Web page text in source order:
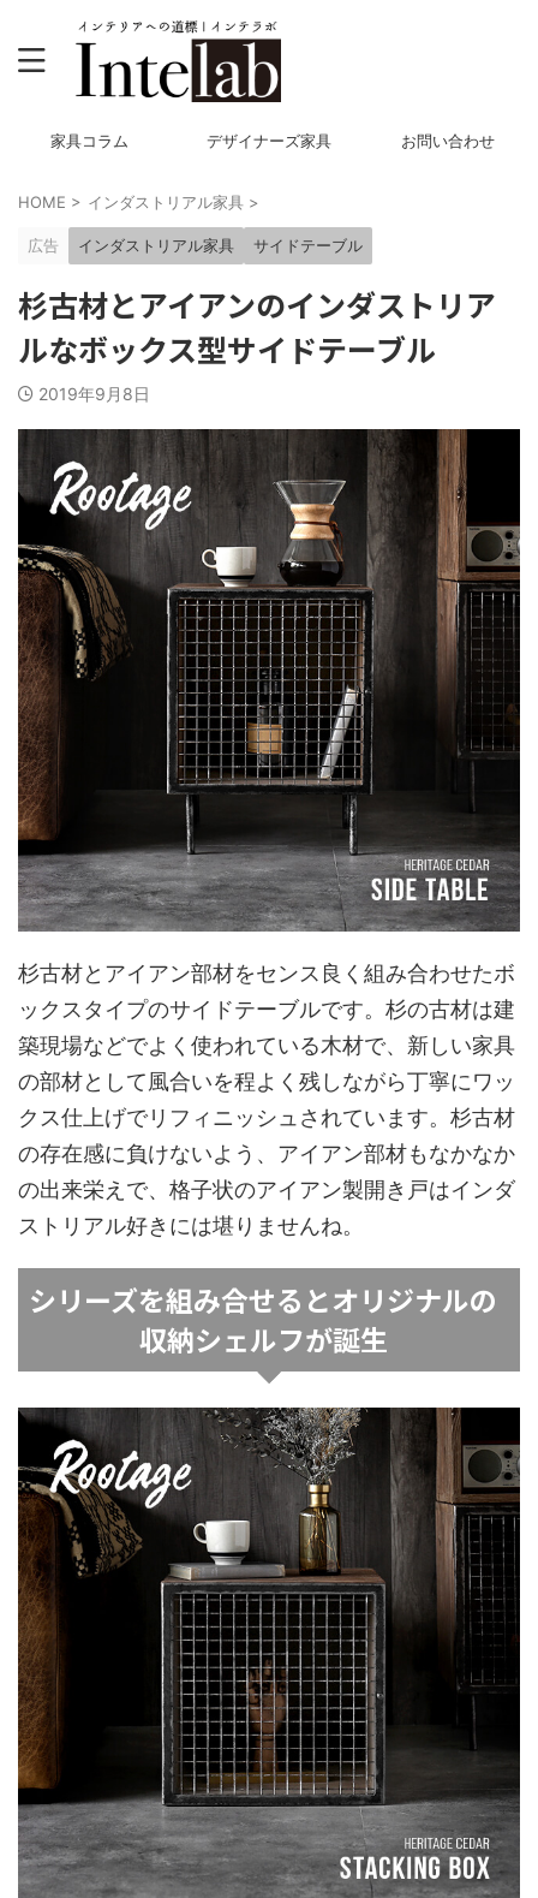
家具コラム デザイナーズ家具 お問い合わせ
HOME > インダストリアル家具 >
広告 インダストリアル家具 サイドテーブル
杉古材とアイアンのインダストリア
ルなボックス型サイドテーブル
2019年9月8日
杉古材とアイアン部材をセンス良く組み合わせたボ
ックスタイプのサイドテーブルです。杉の古材は建
築現場などでよく使われている木材で、新しい家具
の部材として風合いを程よく残しながら丁寧にワッ
クス仕上げでリフィニッシュされています。杉古材
の存在感に負けないよう、アイアン部材もなかなか
の出来栄えで、格子状のアイアン製開き戸はインダ
ストリアル好きには堪りませんね。
シリーズを組み合せるとオリジナルの
収納シェルフが誕生